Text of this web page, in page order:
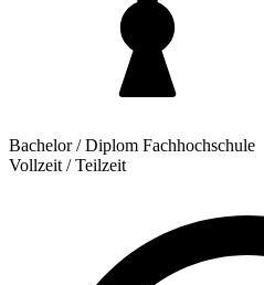
Bachelor / Diplom Fachhochschule
Vollzeit / Teilzeit